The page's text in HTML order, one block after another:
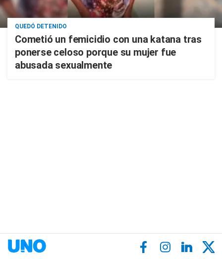
QUEDÓ DETENIDO
Cometió un femicidio con una katana tras
ponerse celoso porque su mujer fue
abusada sexualmente